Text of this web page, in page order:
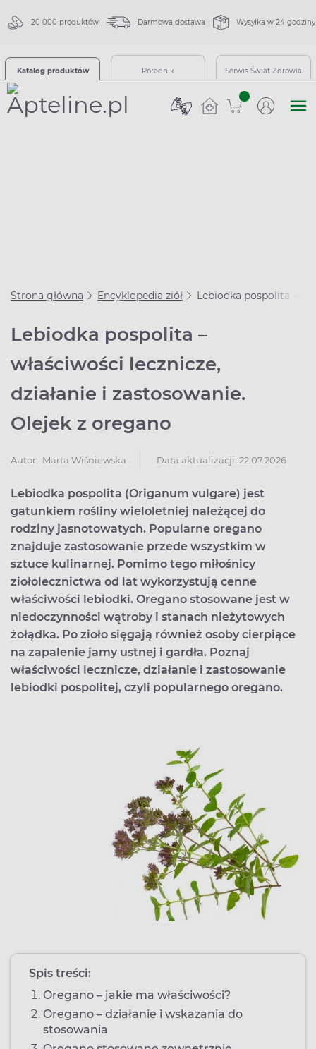
20 000 produktów Darmowa dostawa Wysyłka w 24 godziny
Katalog produktów Poradnik Serwis Świat Zdrowia
sztuk
Strona główna Encyklopedia ziół Lebiodka pospolita –
Lebiodka pospolita –
właściwości lecznicze,
działanie i zastosowanie.
Olejek z oregano
Autor: Marta Wiśniewska Data aktualizacji: 22.07.2026
Lebiodka pospolita (Origanum vulgare) jest
gatunkiem rośliny wieloletniej należącej do
rodziny jasnotowatych. Popularne oregano
znajduje zastosowanie przede wszystkim w
sztuce kulinarnej. Pomimo tego miłośnicy
ziołolecznictwa od lat wykorzystują cenne
właściwości lebiodki. Oregano stosowane jest w
niedoczynności wątroby i stanach nieżytowych
żołądka. Po zioło sięgają również osoby cierpiące
na zapalenie jamy ustnej i gardła. Poznaj
właściwości lecznicze, działanie i zastosowanie
lebiodki pospolitej, czyli popularnego oregano.
Spis treści:
Oregano – jakie ma właściwości?
Oregano – działanie i wskazania do
stosowania